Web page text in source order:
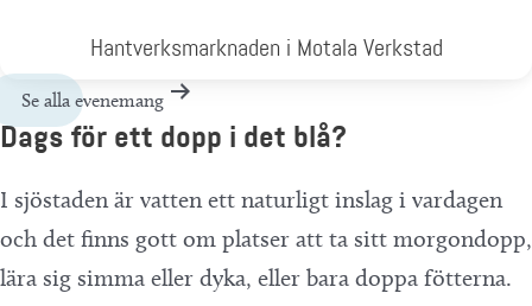
Hantverksmarknaden i Motala Verkstad
Se alla evenemang
Dags för ett dopp i det blå?
I sjöstaden är vatten ett naturligt inslag i vardagen
och det finns gott om platser att ta sitt morgondopp,
lära sig simma eller dyka, eller bara doppa fötterna.